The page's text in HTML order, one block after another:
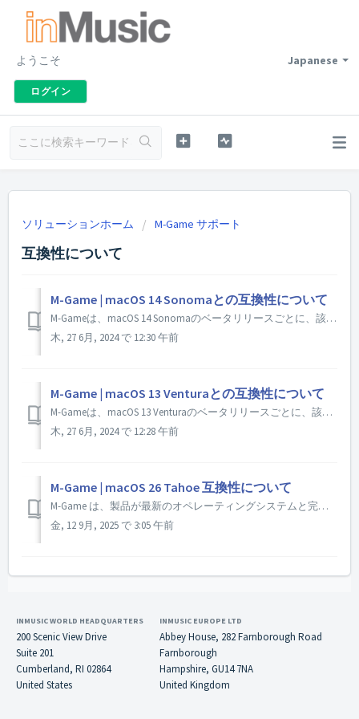
Japanese
ようこそ
ログイン
ソリューションホーム M-Game サポート
互換性について
M-Game | macOS 14 Sonomaとの互換性について
M-Gameは、macOS 14 Sonomaのベータリリースごとに、該当するすべてのハードウェアおよびソフトウェア製品を積極的にテストしてきました。 私たちは、ユーザーの皆様が新しいアップデートに飛びつく前に、何が動作するかを正確に知ることがいかに重要であるかを理解しています。 macOS 14...
木, 27 6月, 2024 で 12:30 午前
M-Game | macOS 13 Venturaとの互換性について
M-Gameは、macOS 13 Venturaのベータリリースごとに、該当するすべてのハードウェアおよびソフトウェア製品を積極的にテストしてきました。 ユーザーの皆様が新しいアップデートに飛びつく前に、何が機能するのかを正確に知ることがいかに重要であるかを理解しています。 M-Gameは、R...
木, 27 6月, 2024 で 12:28 午前
M-Game | macOS 26 Tahoe 互換性について
M-Game は、製品が最新のオペレーティングシステムと完全に互換性を持つことの重要性を認識しています。そのため、現在、ソフトウェアがmacOS 26 Tahoeと完全に互換性があることを確認するためのテストを実施しています。 Tahoeのベータビルドは既に提供されていますが、最終的にはmac...
金, 12 9月, 2025 で 3:05 午前
INMUSIC WORLD HEADQUARTERS
200 Scenic View Drive
Suite 201
Cumberland, RI 02864
United States
INMUSIC EUROPE LTD
Abbey House, 282 Farnborough Road
Farnborough
Hampshire, GU14 7NA
United Kingdom